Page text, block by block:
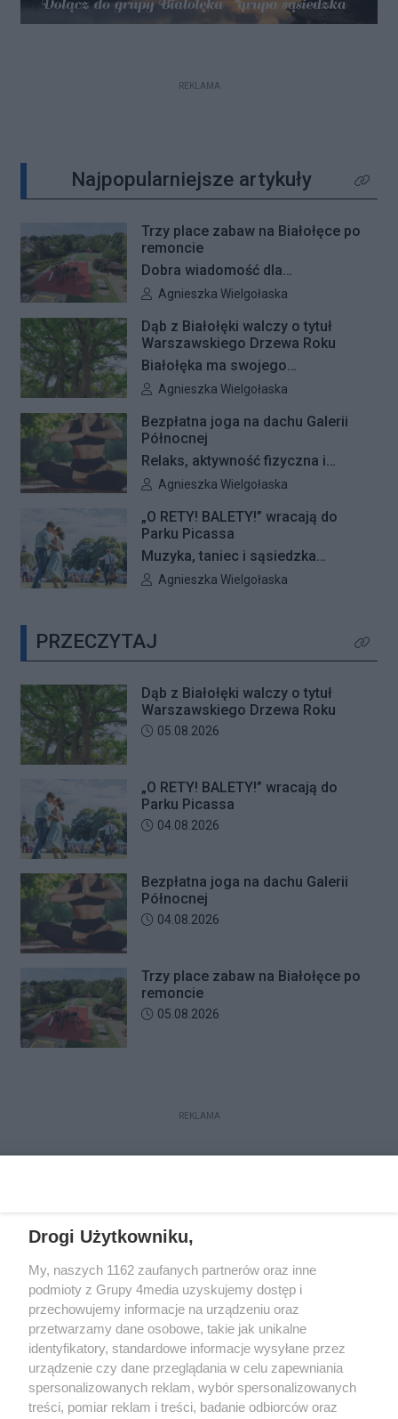
REKLAMA
Najpopularniejsze artykuły Kliknij
Trzy place zabaw na Białołęce po
remoncie
Dobra wiadomość dla
najmłodszych mieszkańców
się remonty nawierzchni na trzech
placach zabaw – przy ulicach
Kiersnowskiego, Ruskowy Bród i
Ceramicznej.
Autor artykułu:
Agnieszka Wielgołaska
Dąb z Białołęki walczy o tytuł
Warszawskiego Drzewa Roku
Białołęka ma swojego
reprezentanta w plebiscycie na
finałowej dwunastki zakwalifikował
się okazały dąb szypułkowy
rosnący przy ul. Konturowej. Teraz
o zwycięstwie zadecydują głosy
mieszkańców.
Autor artykułu:
Agnieszka Wielgołaska
Bezpłatna joga na dachu Galerii
Północnej
Relaks, aktywność fizyczna i
wyjątkowa przestrzeń pełna zieleni
Fitness Zdrofit zapraszają
Autor artykułu:
Agnieszka Wielgołaska
„O RETY! BALETY!” wracają do
Parku Picassa
Muzyka, taniec i sąsiedzka
atmosfera ponownie zagoszczą w
plenerowych potańcówek „O RETY!
BALETY!
Autor artykułu:
Agnieszka Wielgołaska
PRZECZYTAJ Kliknij
Dąb z Białołęki walczy o tytuł
Warszawskiego Drzewa Roku
Data dodania artykułu:
05.08.2026
„O RETY! BALETY!” wracają do
Parku Picassa
Data dodania artykułu:
04.08.2026
Bezpłatna joga na dachu Galerii
Północnej
Data dodania artykułu:
04.08.2026
Trzy place zabaw na Białołęce po
remoncie
Data dodania artykułu:
05.08.2026
REKLAMA
Kontakt Redakcja Reklama
Regulamin
Polityka prywatności
Drogi Użytkowniku,
My, naszych 1162 zaufanych partnerów oraz inne
podmioty z Grupy 4media uzyskujemy dostęp i
przechowujemy informacje na urządzeniu oraz
przetwarzamy dane osobowe, takie jak unikalne
identyfikatory, standardowe informacje wysyłane przez
urządzenie czy dane przeglądania w celu zapewniania
spersonalizowanych reklam, wybór spersonalizowanych
treści, pomiar reklam i treści, badanie odbiorców oraz